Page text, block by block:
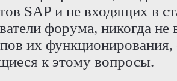
SAP и не входящих в
форума, никогда
их
к этому вопросы.